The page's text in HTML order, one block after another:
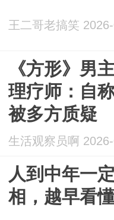
王二哥老搞笑
《方形》男
理疗师：自
被多方质疑
生活观察员啊
人到中年一
相，越早看